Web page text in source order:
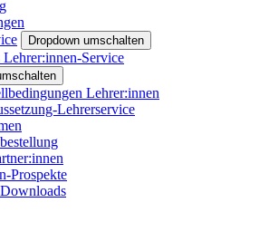
Dropdown umschalten
Lehrer:innen-Service
Lehrer:innen
Lehrerservice
Prospekte